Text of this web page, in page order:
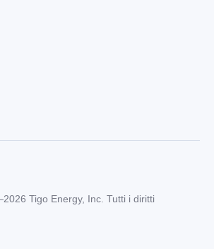
Tigo Energy, Inc. Tutti i diritti